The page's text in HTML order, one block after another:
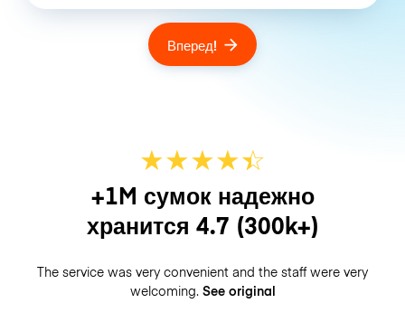
Вперед!
★★★★☆
★
+1M сумок надежно
хранится 4.7 (300k+)
The service was very convenient and the staff were very
welcoming. See original